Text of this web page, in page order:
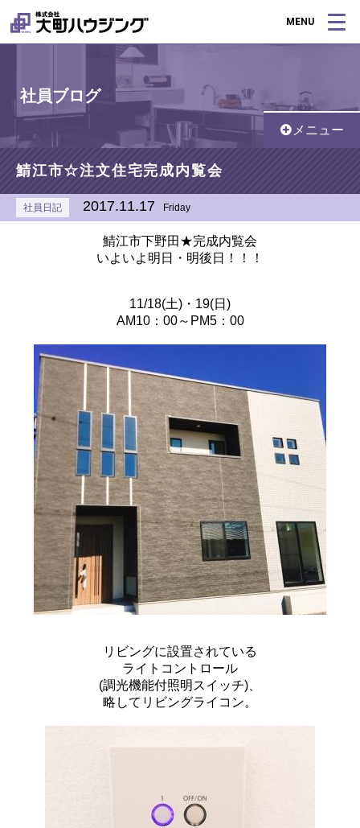
MENU
社員ブログ
メニュー
鯖江市☆注文住宅完成内覧会
社員日記 2017.11.17 Friday
鯖江市下野田★完成内覧会
いよいよ明日・明後日！！！
11/18(土)・19(日)
AM10：00～PM5：00
リビングに設置されている
ライトコントロール
(調光機能付照明スイッチ)、
略してリビングライコン。